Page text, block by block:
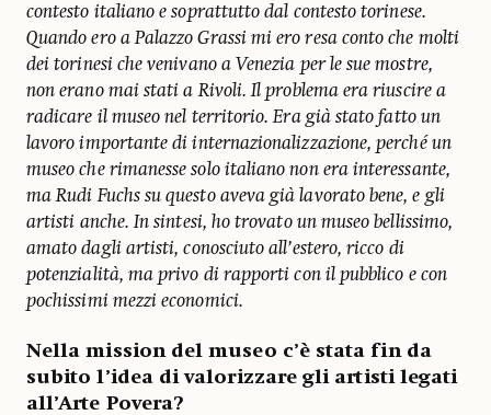
contesto italiano e soprattutto dal contesto torinese.
Quando ero a Palazzo Grassi mi ero resa conto che molti
dei torinesi che venivano a Venezia per le sue mostre,
non erano mai stati a Rivoli. Il problema era riuscire a
radicare il museo nel territorio. Era già stato fatto un
lavoro importante di internazionalizzazione, perché un
museo che rimanesse solo italiano non era interessante,
ma Rudi Fuchs su questo aveva già lavorato bene, e gli
artisti anche. In sintesi, ho trovato un museo bellissimo,
amato dagli artisti, conosciuto all’estero, ricco di
potenzialità, ma privo di rapporti con il pubblico e con
pochissimi mezzi economici.
Nella mission del museo c’è stata fin da
subito l’idea di valorizzare gli artisti legati
all’Arte Povera?